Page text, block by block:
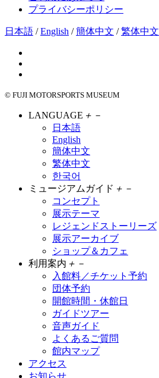
プライバシーポリシー
日本語 /English /簡体中文 /繁体中文
© FUJI MOTORSPORTS MUSEUM
LANGUAGE ＋ －
日本語
English
簡体中文
繁体中文
한국어
ミュージアムガイド ＋ －
コンセプト
展示テーマ
レジェンドストーリーズ
展示アーカイブ
ショップ＆カフェ
利用案内 ＋ －
入館料／チケット予約
団体予約
開館時間・休館日
ガイドツアー
音声ガイド
よくあるご質問
館内マップ
アクセス